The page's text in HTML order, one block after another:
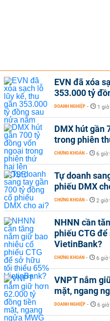
EVN đã xóa
353.000 tỷ
DOANH NGHIỆP - 1
DMX hút gần
trong phiên
CHỨNG KHOÁN - 6 giờ
Tự doanh
phiếu DMX
CHỨNG KHOÁN - 2 giờ
NHNN cần
phiếu CTG
VietinBank?
CHỨNG KHOÁN - 6 giờ
VNPT nắm
mặt, ngang
DOANH NGHIỆP - 6